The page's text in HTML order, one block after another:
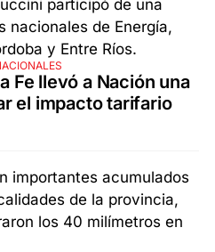
Fe llevó a Nación una
el impacto tarifario